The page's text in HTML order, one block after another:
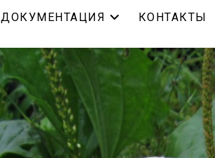
ДОКУМЕНТАЦИЯ КОНТАКТЫ